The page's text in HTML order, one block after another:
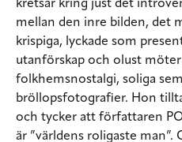
kretsar kring just det
mellan den inre bilden, det
krispiga, lyckade som
utanförskap och olust
folkhemsnostalgi, soliga
bröllopsfotografier. Hon
och tycker att författaren
är ”världens roligaste man”.